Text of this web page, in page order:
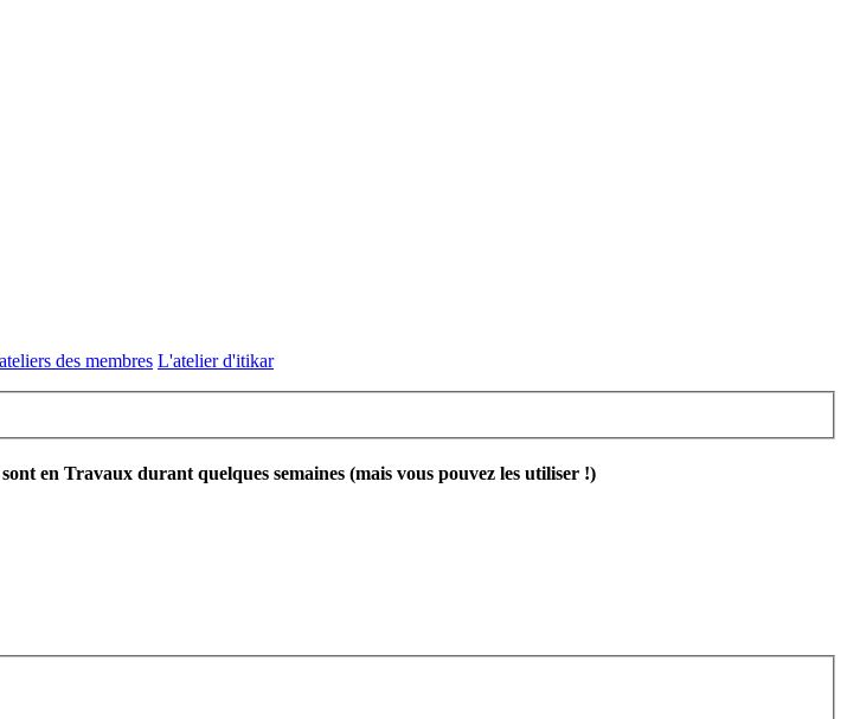
des membres L'atelier d'itikar
en Travaux durant quelques semaines (mais vous pouvez les utiliser !)